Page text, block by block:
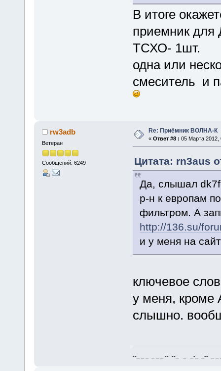
В итоге
приемник для
ТСХО- 1шт.
одна или
смеситель и
rw3adb
Ветеран
Сообщений: 6249
Re: Приёмник ВОЛНА-К
« Ответ #8 : 05 Марта 2012,
Цитата: rn3aus
Да, слышал
р-н к европам
фильтром. А
http://136.su/
и у меня на
ключевое
у меня, кроме
слышно.
--_ _ _ _ _ _ -- --_ _ _-_ _-- _ _